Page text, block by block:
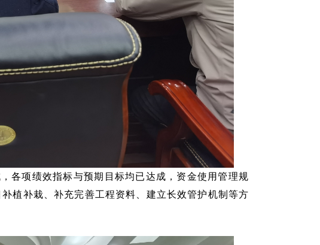
各项绩效指标与预期目标均已达成，资金使用管理规
植补栽、补充完善工程资料、建立长效管护机制等方